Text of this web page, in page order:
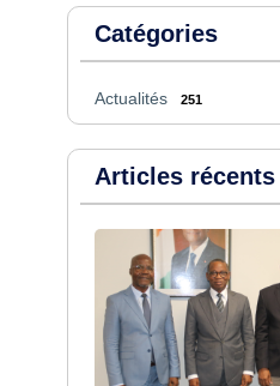
Catégories
Actualités 251
Articles récents